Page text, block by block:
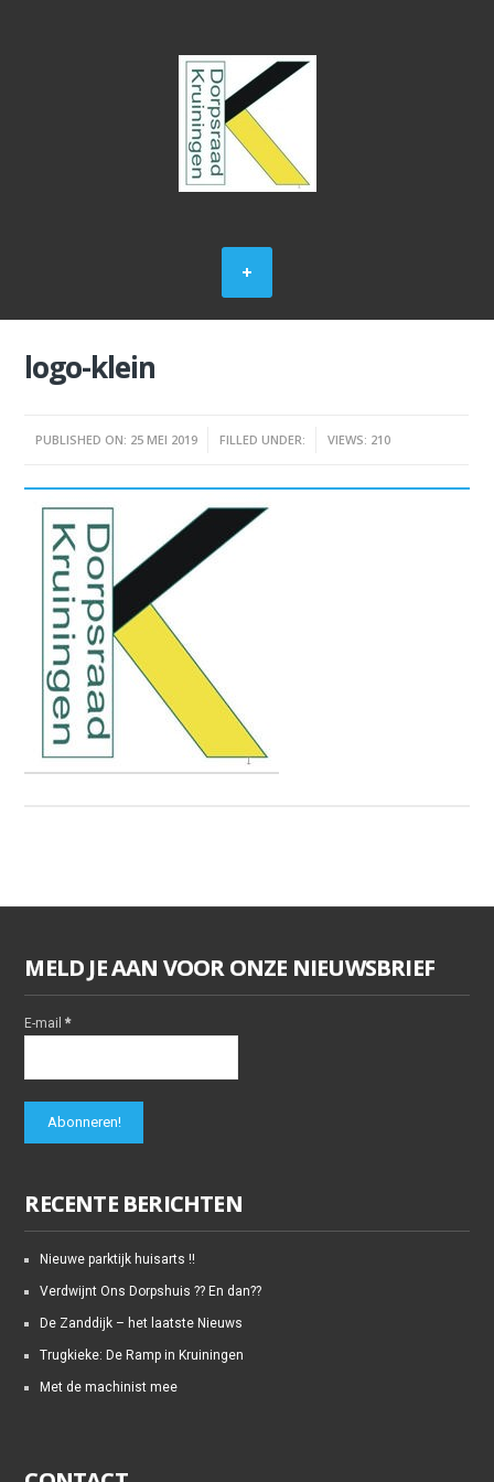
logo-klein
PUBLISHED ON: 25 MEI 2019 FILLED UNDER: VIEWS: 210
MELD JE AAN VOOR ONZE NIEUWSBRIEF
E-mail*
RECENTE BERICHTEN
Nieuwe parktijk huisarts !!
Verdwijnt Ons Dorpshuis ?? En dan??
De Zanddijk – het laatste Nieuws
Trugkieke: De Ramp in Kruiningen
Met de machinist mee